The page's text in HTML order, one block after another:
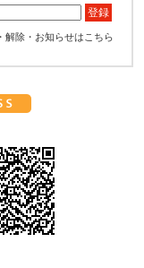
解除・お知らせはこちら